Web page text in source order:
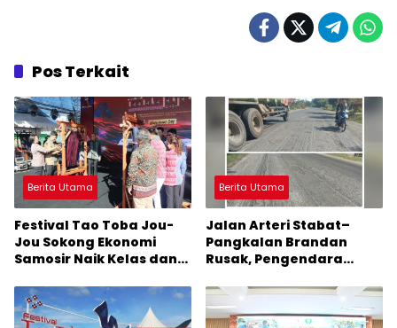
Pos Terkait
Berita Utama
Festival Tao Toba Jou-
Jou Sokong Ekonomi
Samosir Naik Kelas dan
Sumber Pertumbuhan
Ekonomi Baru
Berita Utama
Jalan Arteri Stabat–
Pangkalan Brandan
Rusak, Pengendara